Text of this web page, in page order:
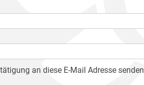
an diese E-Mail Adresse senden